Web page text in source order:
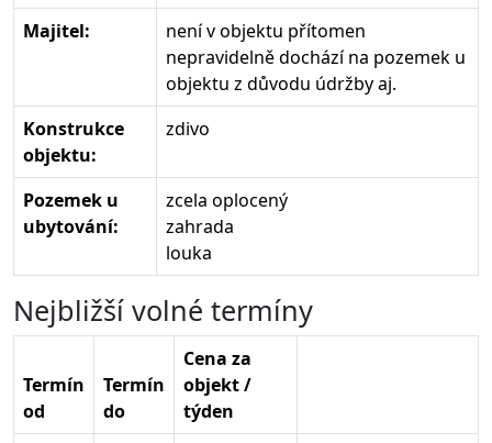
Majitel:
není v objektu přítomen
nepravidelně dochází na pozemek u
objektu z důvodu údržby aj.
Konstrukce
objektu:
zdivo
Pozemek u
ubytování:
zcela oplocený
zahrada
louka
Nejbližší volné termíny
Termín
od
Termín
do
Cena za
objekt /
týden